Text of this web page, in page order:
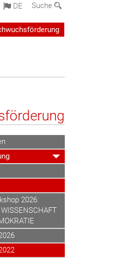
DE Suche
2026: